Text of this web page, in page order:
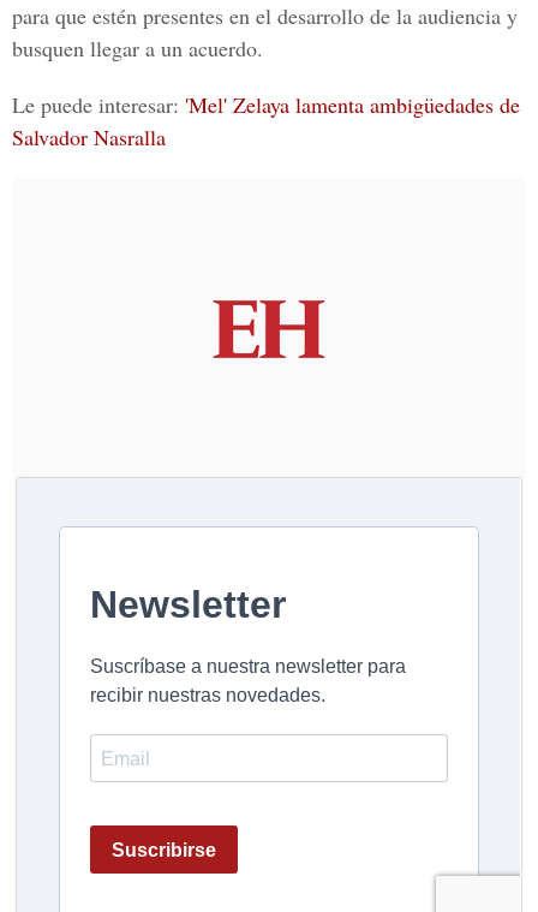
para que estén presentes en el desarrollo de la audiencia y
busquen llegar a un acuerdo.
Le puede interesar: 'Mel' Zelaya lamenta ambigüedades de
Salvador Nasralla